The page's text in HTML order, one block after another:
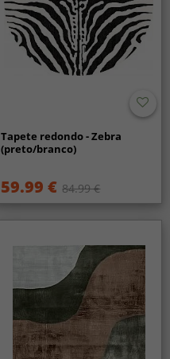
Tapete redondo - Zebra
(preto/branco)
59.99 € 84.99 €